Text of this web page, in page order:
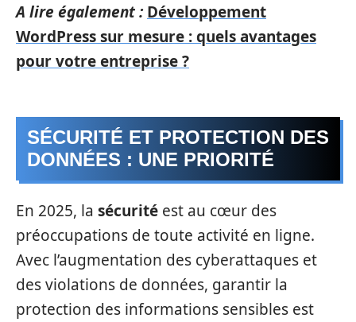
A lire également : Développement
WordPress sur mesure : quels avantages
pour votre entreprise ?
SÉCURITÉ ET PROTECTION DES
DONNÉES : UNE PRIORITÉ
En 2025, la sécurité est au cœur des
préoccupations de toute activité en ligne.
Avec l’augmentation des cyberattaques et
des violations de données, garantir la
protection des informations sensibles est